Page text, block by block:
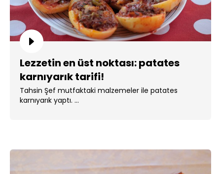
Lezzetin en üst noktası: patates
karnıyarık tarifi!
Tahsin Şef mutfaktaki malzemeler ile patates
karnıyarık yaptı. ...